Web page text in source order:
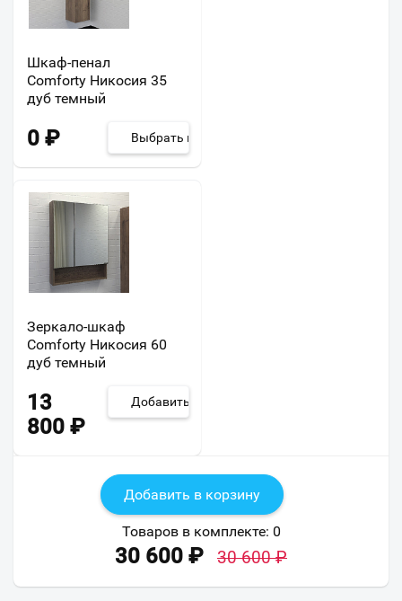
Шкаф-пенал
Comforty Никосия 35
дуб темный
0 ₽ Выбрать из 2
Зеркало-шкаф
Comforty Никосия 60
дуб темный
13
800 ₽
Добавить
Добавить в корзину
Товаров в комплекте: 0
30 600 ₽ 30 600₽